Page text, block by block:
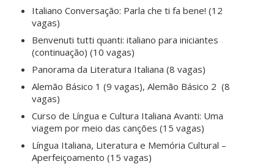
Italiano Conversação: Parla che ti fa bene! (12
vagas)
Benvenuti tutti quanti: italiano para iniciantes
(continuação) (10 vagas)
Panorama da Literatura Italiana (8 vagas)
Alemão Básico 1 (9 vagas), Alemão Básico 2 (8
vagas)
Curso de Língua e Cultura Italiana Avanti: Uma
viagem por meio das canções (15 vagas)
Língua Italiana, Literatura e Memória Cultural –
Aperfeiçoamento (15 vagas)